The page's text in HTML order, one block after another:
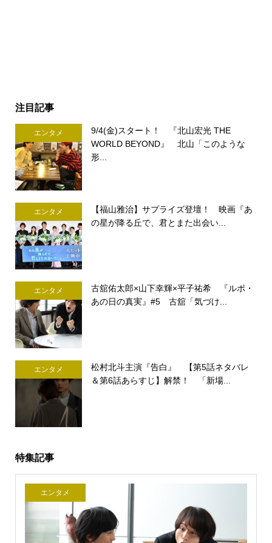
注目記事
エンタメ
9/4(金)スタート！ 『北山宏光 THE
WORLD BEYOND』 北山「このような
形...
エンタメ
【福山雅治】サプライズ登壇！ 映画『あ
の星が降る丘で、君とまた出会い...
エンタメ
古舘佑太郎×山下幸輝×平子祐希 『ルポ・
あの日の真実』#5 古舘「気づけ...
エンタメ
松村北斗主演『告白』 【第5話ネタバレ
＆第6話あらすじ】解禁！ 「新場...
特集記事
エンタメ